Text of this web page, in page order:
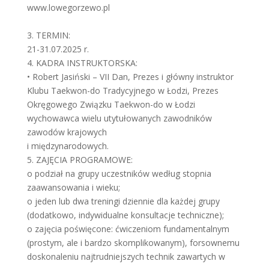
www.lowegorzewo.pl
3. TERMIN:
21-31.07.2025 r.
4. KADRA INSTRUKTORSKA:
• Robert Jasiński – VII Dan, Prezes i główny instruktor
Klubu Taekwon-do Tradycyjnego w Łodzi, Prezes
Okręgowego Związku Taekwon-do w Łodzi
wychowawca wielu utytułowanych zawodników
zawodów krajowych
i międzynarodowych.
5. ZAJĘCIA PROGRAMOWE:
o podział na grupy uczestników według stopnia
zaawansowania i wieku;
o jeden lub dwa treningi dziennie dla każdej grupy
(dodatkowo, indywidualne konsultacje techniczne);
o zajęcia poświęcone: ćwiczeniom fundamentalnym
(prostym, ale i bardzo skomplikowanym), forsownemu
doskonaleniu najtrudniejszych technik zawartych w